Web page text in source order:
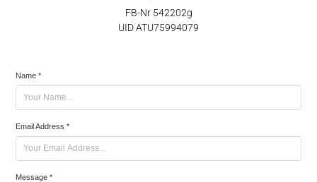
FB-Nr 542202g
UID ATU75994079
Name *
Email Address *
Message *